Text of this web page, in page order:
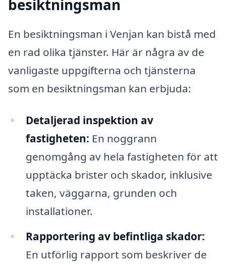
besiktningsman
En besiktningsman i Venjan kan bistå med
en rad olika tjänster. Här är några av de
vanligaste uppgifterna och tjänsterna
som en besiktningsman kan erbjuda:
Detaljerad inspektion av
fastigheten: En noggrann
genomgång av hela fastigheten för att
upptäcka brister och skador, inklusive
taken, väggarna, grunden och
installationer.
Rapportering av befintliga skador:
En utförlig rapport som beskriver de